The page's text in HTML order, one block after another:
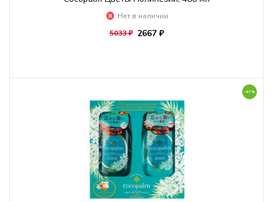
Нет в наличии
5033 ₽ 2667 ₽
-47%